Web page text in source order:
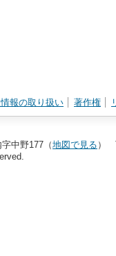
報の取り扱い 著作権
中野177（地図で見る ）